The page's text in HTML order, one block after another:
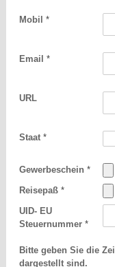
Mobil*
Email*
URL
Staat*
Gewerbeschein*
Reisepaß*
UID- EU
Steuernummer*
Bitte geben Sie die
dargestellt sind.